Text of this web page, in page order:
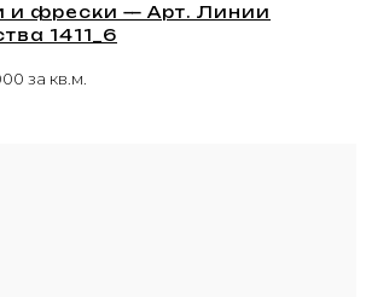
и фрески — Арт. Линии
1411_6
за кв.м.